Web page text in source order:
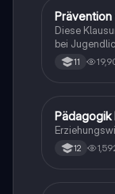
sozialer
Pädagogik
Diese
bei
Heitmeyer.
A. und
Studierende
mit
11
Pädagogik
Pädagogik
12